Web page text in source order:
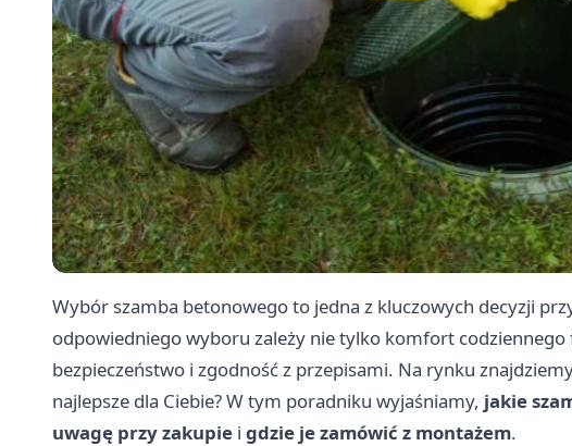
Wybór szamba betonowego to jedna z kluczowych decyzji
odpowiedniego wyboru zależy nie tylko komfort
bezpieczeństwo i zgodność z przepisami. Na rynku
najlepsze dla Ciebie? W tym poradniku wyjaśniamy, jakie
uwagę przy zakupie i gdzie je zamówić z montażem.